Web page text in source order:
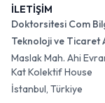
İLETİŞİM
Doktorsitesi Com
Teknoloji ve Ticaret
Maslak Mah. Ahi
Kat Kolektif House
İstanbul, Türkiye